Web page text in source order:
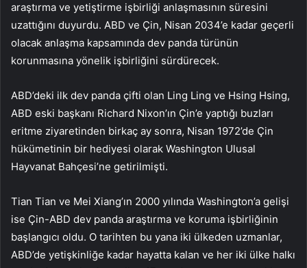
araştırma ve yetiştirme işbirliği anlaşmasının süresini
uzattığını duyurdu. ABD ve Çin, Nisan 2034’e kadar geçerli
olacak anlaşma kapsamında dev panda türünün
korunmasına yönelik işbirliğini sürdürecek.
ABD’deki ilk dev panda çifti olan Ling Ling ve Hsing Hsing,
ABD eski başkanı Richard Nixon’ın Çin’e yaptığı buzları
eritme ziyaretinden birkaç ay sonra, Nisan 1972’de Çin
hükümetinin bir hediyesi olarak Washington Ulusal
Hayvanat Bahçesi’ne getirilmişti.
Tian Tian ve Mei Xiang’ın 2000 yılında Washington’a gelişi
ise Çin-ABD dev panda araştırma ve koruma işbirliğinin
başlangıcı oldu. O tarihten bu yana iki ülkeden uzmanlar,
ABD’de yetişkinliğe kadar hayatta kalan ve her iki ülke halkı